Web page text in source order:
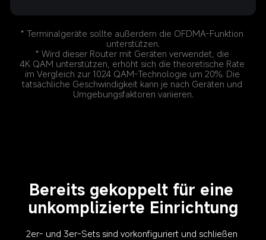
* Terminalgeräte sollte außerdem die OFDMA-Funktion
unterstützen.
* Wird dieser Router mit Geräten verwendet, die
4K QAM unterstützen, erhöht sich die theoretische Rate
im Vergleich zur 1024 QAM-Technologie um 20%. Die
tatsächliche Geschwindigkeit kann je nach Geräten und
Umgebungsfaktoren variieren.
Bereits gekoppelt für eine
unkomplizierte Einrichtung
2er- und 3er-Sets sind vorkonfiguriert und schließen